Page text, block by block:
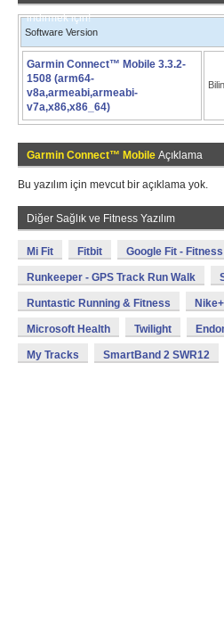
indirmek için!
Software Version
Garmin Connect™ Mobile 3.3.2-
1508 (arm64-
v8a,armeabi,armeabi-
v7a,x86,x86_64)
Garmin Connect™ Mobile Açıklama
Bu yazılım için mevcut bir açıklama yok.
Diğer Sağlık ve Fitness Yazılım
Mi Fit Fitbit Google Fit -
Runkeeper - GPS Track Run Walk
Runtastic Running & Fitness
Microsoft Health Twilight
My Tracks SmartBand 2 SWR12